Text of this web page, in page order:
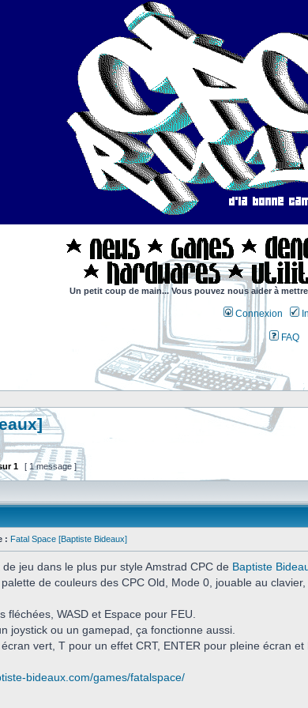
Un petit coup de main... Vous pouvez nous aider à
Connexion
FAQ
1 [ 1 message ]
: Fatal Space [Baptiste Bideaux]
jeu dans le plus pur style Amstrad CPC de Baptiste
de couleurs des CPC Old, Mode 0, jouable au
fléchées, WASD et Espace pour FEU.
joystick ou un gamepad, ça fonctionne aussi.
vert, T pour un effet CRT, ENTER pour pleine écran
bideaux.com/games/fatalspace/